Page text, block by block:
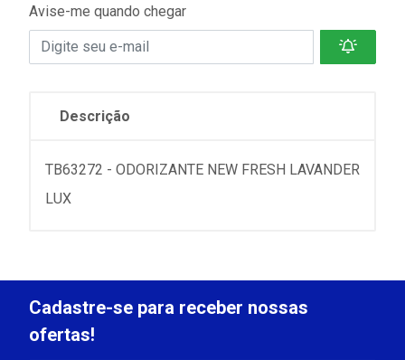
Avise-me quando chegar
Descrição
TB63272 - ODORIZANTE NEW FRESH LAVANDER
LUX
Cadastre-se para receber nossas
ofertas!